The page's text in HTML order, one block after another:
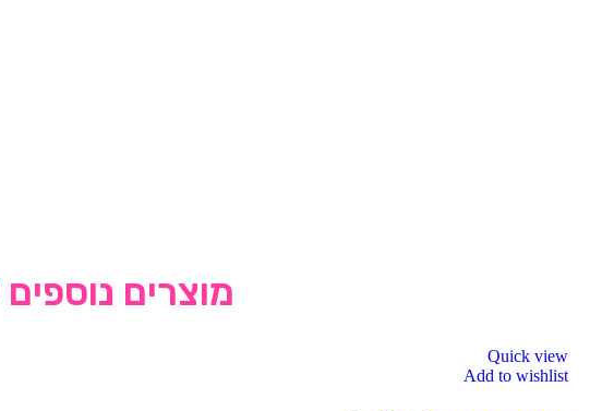
מוצרים
Quick view
Add to wishlist